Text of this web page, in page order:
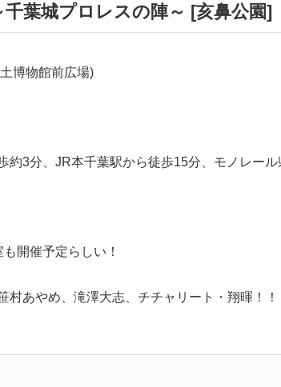
葉城プロレスの陣～ [亥鼻公園]
博物館前広場)
約3分、JR本千葉駅から徒歩15分、モノレー
開催予定らしい！
あやめ、滝澤大志、チチャリート・翔暉！！